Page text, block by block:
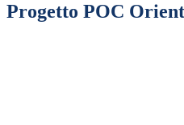
Progetto POC